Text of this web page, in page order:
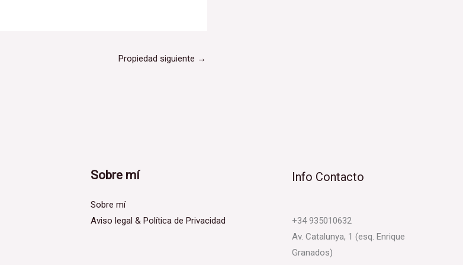
Propiedad siguiente →
Sobre mí
Sobre mí
Aviso legal & Política de Privacidad
Info Contacto
+34 935010632
Av. Catalunya, 1 (esq. Enrique
Granados)